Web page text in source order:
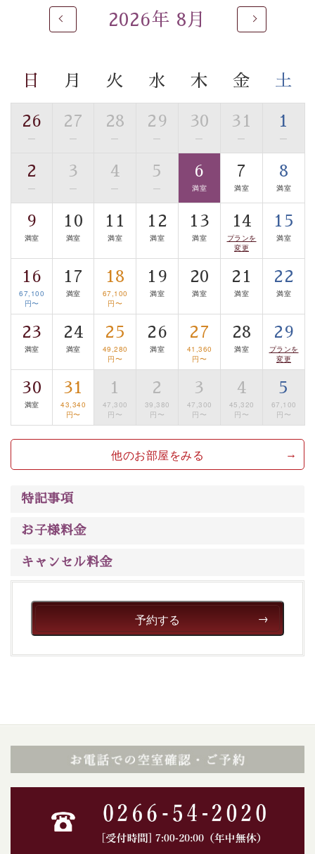
・チェックイン15時、チェックアウト10時
・夕食は地産地消の創作和会席 美湖膳（二十四節気と
いう昔の暦による料理表現）
・朝食はこだわりの味噌汁をはじめとした和定食
自家源泉「美翠源泉」は酸化の進みが遅く新鮮で若返り
の効果が高い、極めて希有な源泉です。身も心も癒され
るご入浴をお愉しみください。
■お座敷風呂（大浴場）
温泉の成分に合わせ、防菌防カビの特殊素材の畳を使
用。 足元が柔らかく、そして滑りにくい畳のお風呂で
す。
※男性大浴場までのご移動には階段がございます。 予め
ご了承のほどお願いいたします。
■貸切温泉風呂 （40分2000円）
眺望はございませんが、源泉掛け流しの温泉の質を楽し
む貸切温泉風呂です。ゆったりといやされるプライベー
トな空間をお愉しみください。
■諏訪大社4社を巡る無料参拝バス
豊富な知識を持ったドライバー兼ガイドが諏訪大社をご
案内します。事前ご予約制ですので、ご利用ご希望の方
は【3日前まで】にお電話ください。
※交通規制などにより運行できない日がございます
したら幸いです。
2026年 8月
日 月 火 水 木 金 土
26
—
27
—
28
—
29
—
30
—
31
—
1
—
2
—
3
—
4
—
5
—
6
満室
7
満室
8
満室
9
満室
10
満室
11
満室
12
満室
13
満室
14
プランを
変更
15
満室
16
67,100
円〜
17
満室
18
67,100
円〜
19
満室
20
満室
21
満室
22
満室
23
満室
24
満室
25
49,280
円〜
26
満室
27
41,360
円〜
28
満室
29
プランを
変更
30
満室
31
43,340
円〜
1
47,300
円〜
2
39,380
円〜
3
47,300
円〜
4
45,320
円〜
5
67,100
円〜
他のお部屋をみる
特記事項
お子様料金
キャンセル料金
予約する